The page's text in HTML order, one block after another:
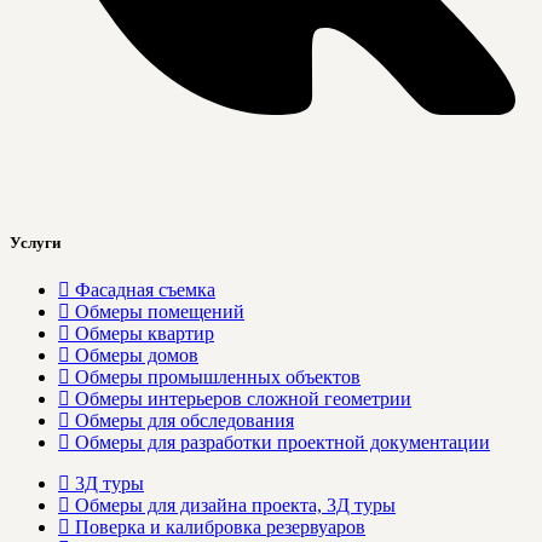
Услуги
Фасадная съемка
Обмеры помещений
Обмеры квартир
Обмеры домов
Обмеры промышленных объектов
Обмеры интерьеров сложной геометрии
Обмеры для обследования
Обмеры для разработки проектной документации
3Д туры
Обмеры для дизайна проекта, 3Д туры
Поверка и калибровка резервуаров